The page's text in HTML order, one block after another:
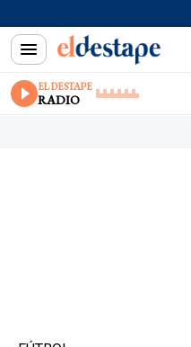
EL DESTAPE
RADIO